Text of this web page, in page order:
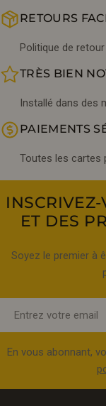
RETOURS
Politique de
TRÈS BIEN
Installé dans des
PAIEMENTS
Toutes les cartes
ET DES
Soyez le premier à
En vous abonnant,